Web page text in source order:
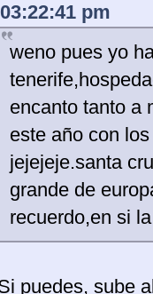
03:22:41 pm
weno pues yo
encanto tanto a
este año con
jejejeje.santa
grande de
recuerdo,en si
puedes, sube